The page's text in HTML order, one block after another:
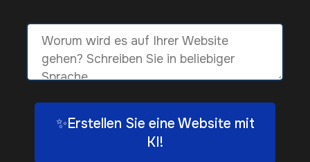
✨Erstellen Sie eine Website mit
KI!